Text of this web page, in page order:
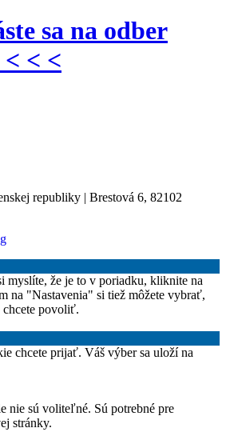
sa na odber
< <
republiky | Brestová 6, 82102
myslíte, že je to v poriadku, kliknite na
na "Nastavenia" si tiež môžete vybrať,
chcete povoliť.
chcete prijať. Váš výber sa uloží na
nie sú voliteľné. Sú potrebné pre
stránky.